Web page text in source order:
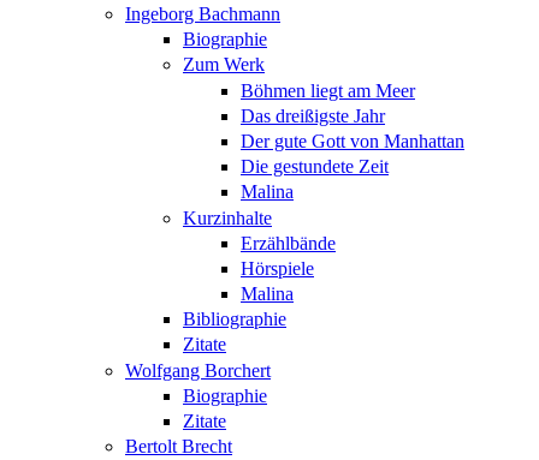
Ingeborg Bachmann
Biographie
Zum Werk
Böhmen liegt am Meer
Das dreißigste Jahr
Der gute Gott von Manhattan
Die gestundete Zeit
Malina
Kurzinhalte
Erzählbände
Hörspiele
Malina
Bibliographie
Zitate
Wolfgang Borchert
Biographie
Zitate
Bertolt Brecht